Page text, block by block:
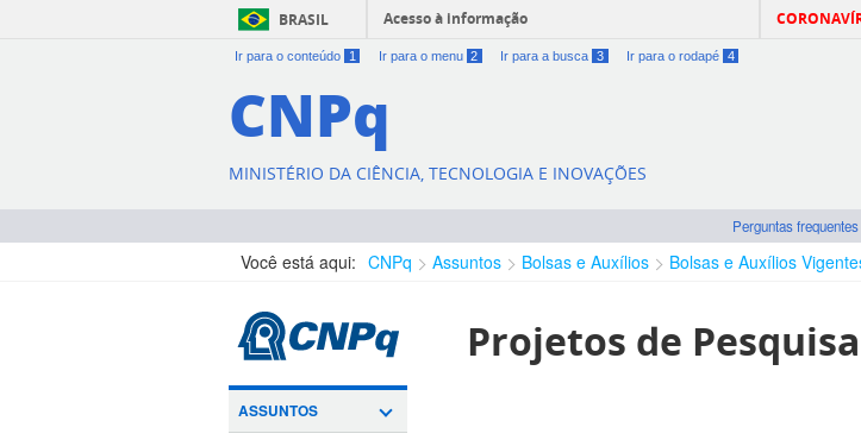
BRASIL Acesso à informação
Ir para o conteúdo 1 Ir para o menu 2 Ir para a busca 3 Ir para o rodapé 4
CNPq
MINISTÉRIO DA CIÊNCIA, TECNOLOGIA E INOVAÇÕES
Perguntas frequentes
Você está aqui: CNPq Assuntos Bolsas e Auxílios Bolsas e Auxílios
ASSUNTOS
Projetos de Pesquisa